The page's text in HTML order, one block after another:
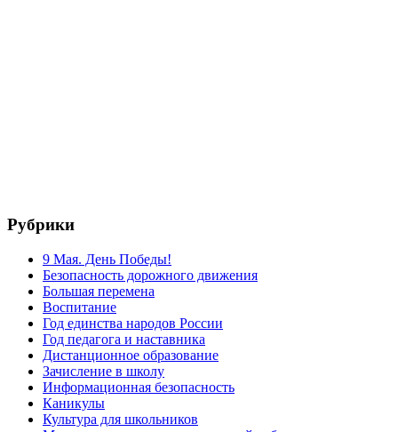
Рубрики
9 Мая. День Победы!
Безопасность дорожного движения
Большая перемена
Воспитание
Год единства народов России
Год педагога и наставника
Дистанционное образование
Зачисление в школу
Информационная безопасность
Каникулы
Культура для школьников